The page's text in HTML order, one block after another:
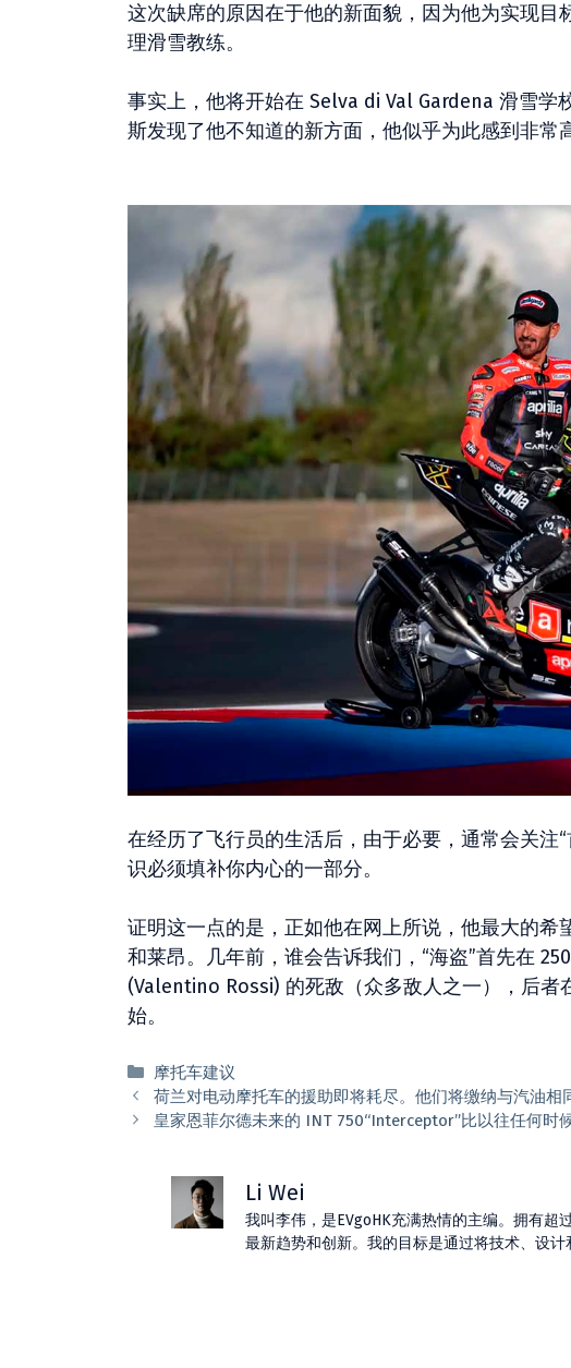
这次缺席的原因在于他的新面貌，因为他为实现
理滑雪教练。
事实上，他将开始在 Selva di Val Gardena 滑雪
斯发现了他不知道的新方面，他似乎为此感到非常
在经历了飞行员的生活后，由于必要，通常会关注
识必须填补你内心的一部分。
证明这一点的是，正如他在网上所说，他最大的
和莱昂。几年前，谁会告诉我们，“海盗”首先在
(Valentino Rossi) 的死敌（众多敌人之一），后
始。
分
类
摩托车建议
荷兰对电动摩托车的援助即将耗尽。他们将缴纳与汽油相
皇家恩菲尔德未来的 INT 750“Interceptor”比以往任何时
Li Wei
我叫李伟，是EVgoHK充满热情的主编。拥有
最新趋势和创新。我的目标是通过将技术、设